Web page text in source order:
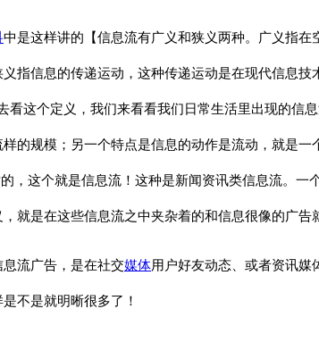
中是这样讲的【信息流有广义和狭义两种。广义指
指信息的传递运动，这种传递运动是在现代信息
看这个定义，我们来看看我们日常生活里出现的
的规模；另一个特点是信息的动作是流动，就是一
，这个就是信息流！这种是新闻资讯类信息流。一
就是在这些信息流之中夹杂着的和信息很像的广告
流广告，是在社交媒体用户好友动态、或者资讯媒
不是就明晰很多了！